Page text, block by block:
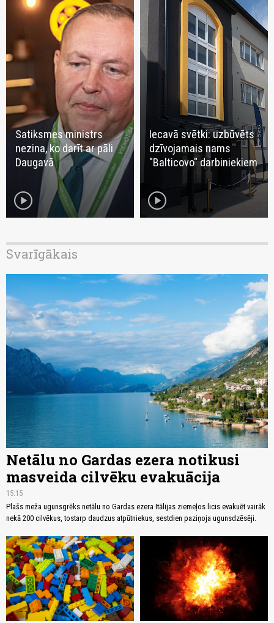
Satiksmes ministrs
nezina, ko darīt ar pāli
Daugavā
play_circle
Iecavā svētki: uzbūvēts
dzīvojamais nams
"Balticovo" darbiniekiem
play_circle
Svarīgākais
Netālu no Gardas ezera notikusi
masveida cilvēku evakuācija
15:15
Plašs meža ugunsgrēks netālu no Gardas ezera Itālijas ziemeļos licis evakuēt vairāk
nekā 200 cilvēkus, tostarp daudzus atpūtniekus, sestdien paziņoja ugunsdzēsēji.